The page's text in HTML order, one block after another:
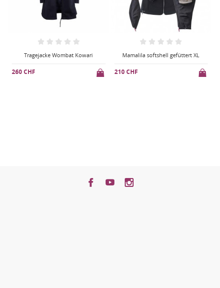
Mamalila softshell gefüttert XL
210 CHF
Tragejacke Wombat kaki/natur
210 CHF